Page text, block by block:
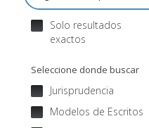
Solo resultados
exactos
Seleccione donde buscar
Jurisprudencia
Modelos de Escritos